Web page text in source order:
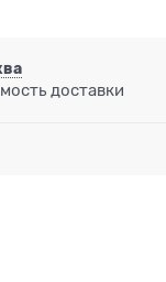
доставки